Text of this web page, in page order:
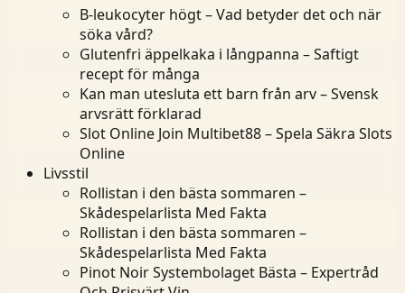
B-leukocyter högt – Vad betyder det och när
söka vård?
Glutenfri äppelkaka i långpanna – Saftigt
recept för många
Kan man utesluta ett barn från arv – Svensk
arvsrätt förklarad
Slot Online Join Multibet88 – Spela Säkra Slots
Online
Livsstil
Rollistan i den bästa sommaren –
Skådespelarlista Med Fakta
Rollistan i den bästa sommaren –
Skådespelarlista Med Fakta
Pinot Noir Systembolaget Bästa – Expertråd